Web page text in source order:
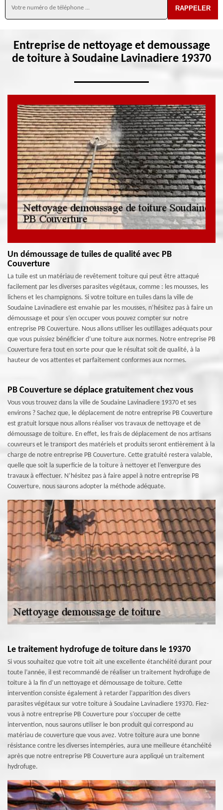
Entreprise de nettoyage et demoussage
de toiture à Soudaine Lavinadiere 19370
Un démoussage de tuiles de qualité avec PB
Couverture
La tuile est un matériau de revêtement toiture qui peut être attaqué
facilement par les diverses parasites végétaux, comme : les mousses, les
lichens et les champignons. Si votre toiture en tuiles dans la ville de
Soudaine Lavinadiere est envahie par les mousses, n’hésitez pas à faire un
démoussage et pour s’en occuper vous pouvez compter sur notre
entreprise PB Couverture. Nous allons utiliser les outillages adéquats pour
que vous puissiez bénéficier d’une toiture aux normes. Notre entreprise PB
Couverture fera tout en sorte pour que le résultat soit de qualité, à la
hauteur de vos attentes et parfaitement conformes aux normes.
PB Couverture se déplace gratuitement chez vous
Vous vous trouvez dans la ville de Soudaine Lavinadiere 19370 et ses
environs ? Sachez que, le déplacement de notre entreprise PB Couverture
est gratuit lorsque nous allons réaliser vos travaux de nettoyage et de
démoussage de toiture. En effet, les frais de déplacement de nos artisans
couvreurs et le transport des matériels et produits seront entièrement à la
charge de notre entreprise PB Couverture. Cette gratuité restera valable,
quelle que soit la superficie de la toiture à nettoyer et l’envergure des
travaux à effectuer. N’hésitez pas à faire appel à notre entreprise PB
Couverture, nous saurons adopter la méthode adéquate.
Le traitement hydrofuge de toiture dans le 19370
Si vous souhaitez que votre toit ait une excellente étanchéité durant pour
toute l’année, il est recommandé de réaliser un traitement hydrofuge de
toiture à la fin d’un nettoyage et démoussage de toiture. Cette
intervention consiste également à retarder l’apparition des divers
parasites végétaux sur votre toiture à Soudaine Lavinadiere 19370. Fiez-
vous à notre entreprise PB Couverture pour s’occuper de cette
intervention, nous saurons utiliser le bon produit qui correspond au
matériau de couverture que vous avez. Votre toiture aura une bonne
résistance contre les diverses intempéries, aura une meilleure étanchéité
après que notre entreprise PB Couverture aura appliqué un traitement
hydrofuge.